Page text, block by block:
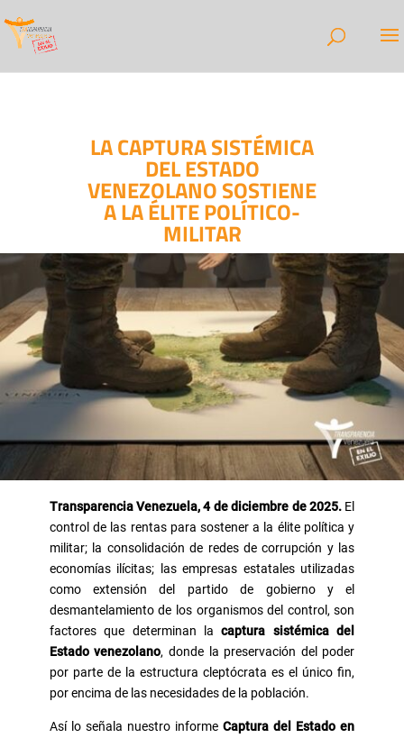
LA CAPTURA SISTÉMICA
DEL ESTADO
VENEZOLANO SOSTIENE
A LA ÉLITE POLÍTICO-
MILITAR
Transparencia Venezuela, 4 de diciembre de 2025.El
control de las rentas para sostener a la élite política y
militar; la consolidación de redes de corrupción y las
economías ilícitas; las empresas estatales utilizadas
como extensión del partido de gobierno y el
desmantelamiento de los organismos del control, son
factores que determinan lacaptura sistémica del
Estado venezolano, donde la preservación del poder
por parte de la estructura cleptócrata es el único fin,
por encima de las necesidades de la población.
Así lo señala nuestro informeCaptura del Estado en